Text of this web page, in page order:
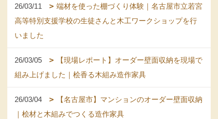
26/03/11
端材を使った棚づくり体験｜名古屋市立若宮
高等特別支援学校の生徒さんと木工ワークショップを行
いました
26/03/05
【現場レポート】オーダー壁面収納を現場で
組み上げました｜桧香る木組み造作家具
26/03/04
【名古屋市】マンションのオーダー壁面収納
｜桧材と木組みでつくる造作家具